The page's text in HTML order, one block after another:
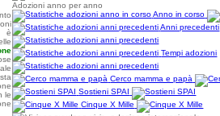
è
le
Adozioni anno per anno
Anno in corso
Anni precedenti
Tempi adozioni
Cerco mamma e papà
Sostieni SPAI
Cinque X Mille